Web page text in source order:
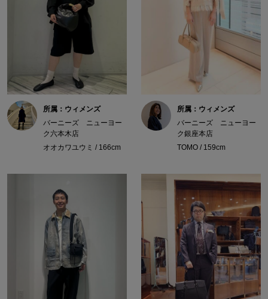
所属：ウィメンズ
バーニーズ ニューヨー
ク六本木店
オオカワユウミ / 166cm
所属：ウィメンズ
バーニーズ ニューヨー
ク銀座本店
TOMO / 159cm